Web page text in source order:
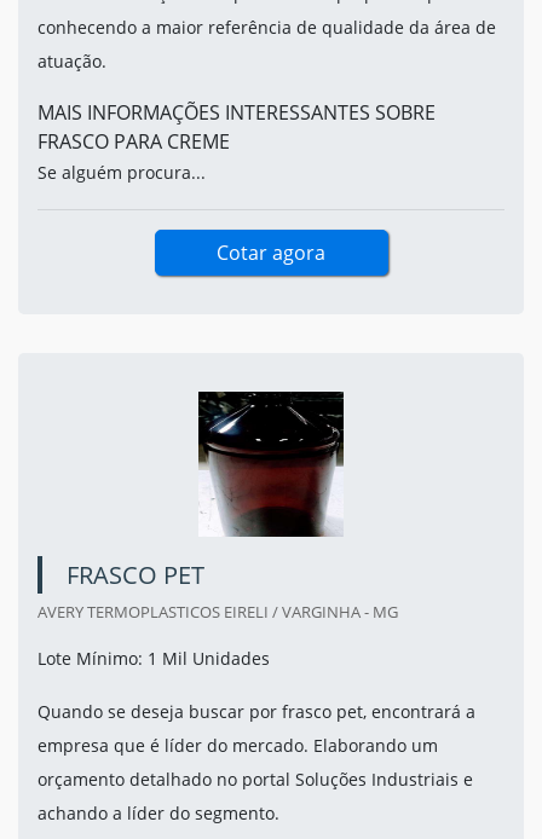
conhecendo a maior referência de qualidade da área de
atuação.
MAIS INFORMAÇÕES INTERESSANTES SOBRE
FRASCO PARA CREME
Se alguém procura...
Cotar agora
FRASCO PET
AVERY TERMOPLASTICOS EIRELI / VARGINHA - MG
Lote Mínimo: 1 Mil Unidades
Quando se deseja buscar por frasco pet, encontrará a
empresa que é líder do mercado. Elaborando um
orçamento detalhado no portal Soluções Industriais e
achando a líder do segmento.